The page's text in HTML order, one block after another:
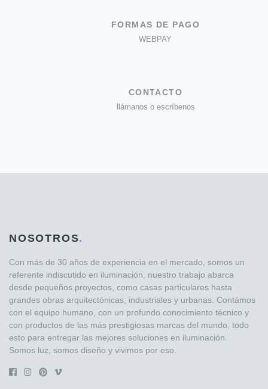
FORMAS DE PAGO
WEBPAY
CONTACTO
llámanos o escríbenos
NOSOTROS.
Con más de 30 años de experiencia en el mercado, somos un
referente indiscutido en iluminación, nuestro trabajo abarca
desde pequeños proyectos, como casas particulares hasta
grandes obras arquitectónicas, industriales y urbanas. Contámos
con el equipo humano, con un profundo conocimiento técnico y
con productos de las más prestigiosas marcas del mundo, todo
esto para entregar las mejores soluciones en iluminación.
Somos luz, somos diseño y vivimos por eso.